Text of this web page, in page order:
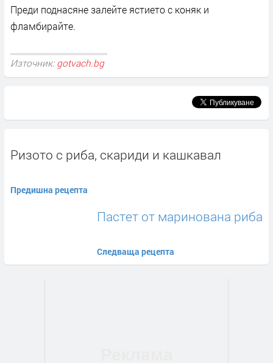
Преди поднасяне залейте ястието с коняк и
фламбирайте.
Източник: gotvach.bg
Ризото с риба, скариди и кашкавал
Предишна рецепта
Пастет от маринована риба
Следваща рецепта